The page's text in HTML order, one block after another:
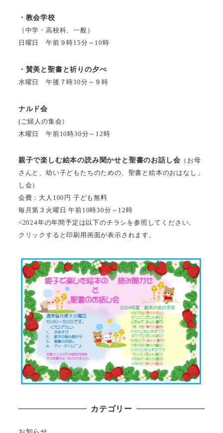
・教会学校
（中学・高校科、一般）
日曜日 午前９時15分～10時
・賛美と聖書と祈りの夕べ
水曜日 午後７時30分～９時
ナルド会
(ご婦人の集会）
木曜日 午前10時30分～12時
親子で楽しむ絵本の読み聞かせと聖書のお話し会 （お母
さんと、幼い子どもたちのための、聖書と絵本のおはなし」
し会）
会費：大人100円 子ども無料
毎月第３火曜日 午前10時30分～12時
<2024年の年間予定は以下のチラシを参照してください。
クリックすると印刷用画面が表示されます。
カテゴリー
お知らせ